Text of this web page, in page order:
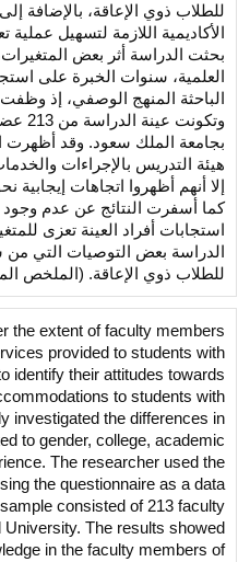
للطلاب ذوي الإعاقة، بالإضافة
الأكاديمية اللازمة لتسهيل
بحثت الدراسة أثر بعض
العلمية، سنوات الخبرة على
الباحثة المنهج الوصفي، إذ وظفت
بجامعة الملك سعود. وقد أظهرت
هيئة التدريس بالإجراءات
إلا أنهم أظهروا اتجاهات إيجابية
كما أسفرت النتائج عن عدم وجود
استجابات أفراد العينة تعزى
الدراسة بعض التوصيات التي من
للطلاب ذوي الإعاقة. (الملخص
the extent of faculty members
provided to students with
identify their attitudes towards
to students with
investigated the differences in
to gender, college, academic
The researcher used the
the questionnaire as a data
consisted of 213 faculty
The results showed
in the faculty members of